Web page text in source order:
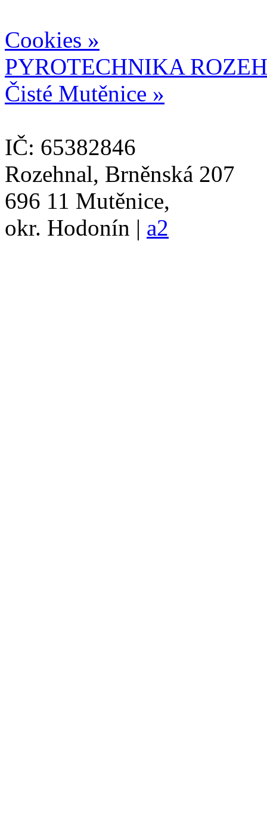
Cookies »
PYROTECHNIKA
Čisté Mutěnice »
IČ: 65382846
Rozehnal, Brněnská 207
696 11 Mutěnice,
okr. Hodonín | a2